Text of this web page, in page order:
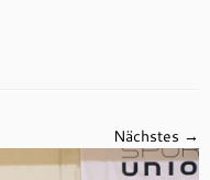
Nächstes →